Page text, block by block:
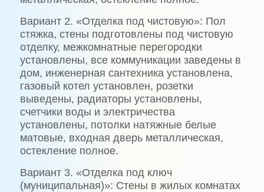
Вариант 2. «Отделка под чистовую»: Пол
стяжка, стены подготовлены под чистовую
отделку, межкомнатные перегородки
установлены, все коммуникации заведены в
дом, инженерная сантехника установлена,
газовый котел установлен, розетки
выведены, радиаторы установлены,
счетчики воды и электричества
установлены, потолки натяжные белые
матовые, входная дверь металлическая,
остекление полное.
Вариант 3. «Отделка под ключ
(муниципальная)»: Стены в жилых комнатах